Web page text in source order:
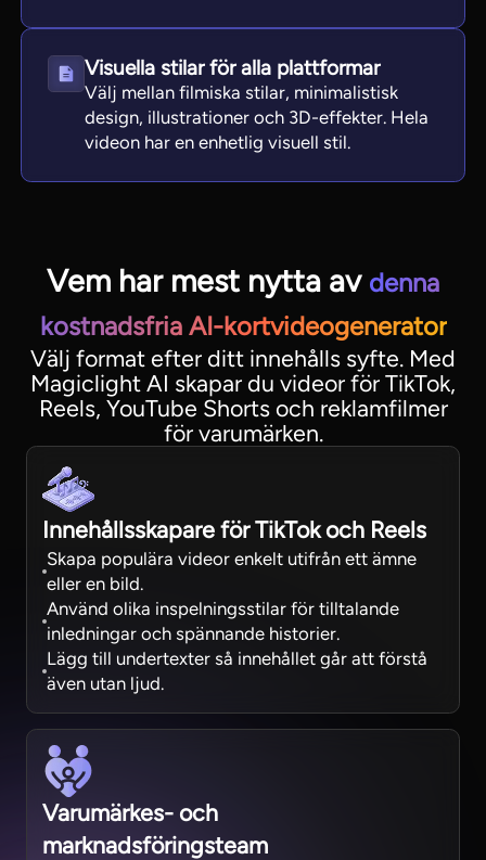
Visuella stilar för alla plattformar
Välj mellan filmiska stilar, minimalistisk
design, illustrationer och 3D-effekter. Hela
videon har en enhetlig visuell stil.
Vem har mest nytta av denna
kostnadsfria AI-kortvideogenerator
Välj format efter ditt innehålls syfte. Med
Magiclight AI skapar du videor för TikTok,
Reels, YouTube Shorts och reklamfilmer
för varumärken.
Innehållsskapare för TikTok och Reels
Skapa populära videor enkelt utifrån ett ämne
eller en bild.
Använd olika inspelningsstilar för tilltalande
inledningar och spännande historier.
Lägg till undertexter så innehållet går att förstå
även utan ljud.
Varumärkes- och
marknadsföringsteam